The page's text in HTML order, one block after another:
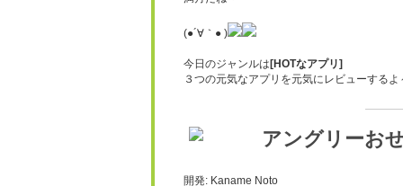
(●´∀｀● )
今日のジャンルは [HOTなアプリ]
３つの元気なアプリを元気にレビューするよ
アングリーお
開発: Kaname Noto